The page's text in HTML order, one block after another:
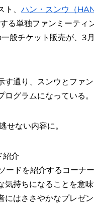
、 ハン・スンウ（
る単独ファンミーティ
般チケット販売が、3
通り、スンウとファ
グラムになっている。
せない内容に。
紹介
ドを紹介するコーナ
持ちになることを意
はささやかなプレゼン